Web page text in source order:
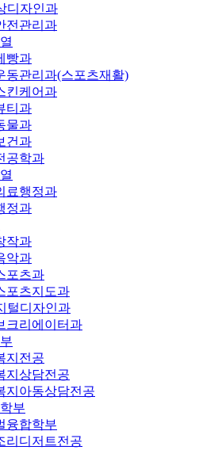
디자인과
전관리과
빵과
동관리과(스포츠재활)
킨케어과
티과
물과
건과
공학과
료행정과
정과
작과
악과
포츠과
포츠지도과
털디자인과
크리에이터과
지전공
지상담전공
지아동상담전공
부
융합학부
리디저트전공